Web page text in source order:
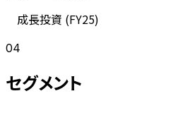
成長投資 (FY25)
04
セグメント